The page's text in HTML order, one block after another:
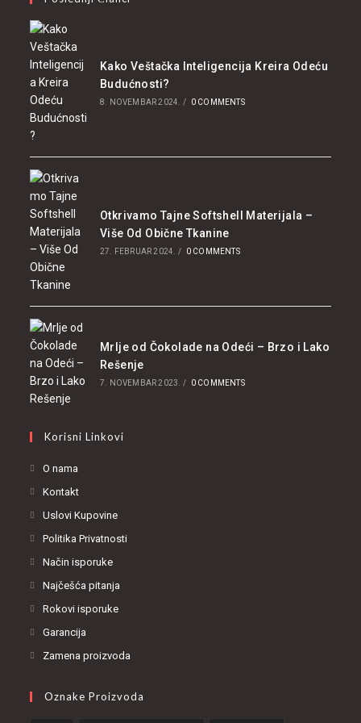
Kako Veštačka Inteligencija Kreira Odeću
Budućnosti?
8. NOVEMBAR 2024. / 0 COMMENTS
Otkrivamo Tajne Softshell Materijala –
Više Od Obične Tkanine
27. FEBRUAR 2024. / 0 COMMENTS
Mrlje od Čokolade na Odeći – Brzo i Lako
Rešenje
7. NOVEMBAR 2023. / 0 COMMENTS
Korisni Linkovi
O nama
Kontakt
Uslovi Kupovine
Politika Privatnosti
Način isporuke
Najčešća pitanja
Rokovi isporuke
Garancija
Zamena proizvoda
Oznake Proizvoda